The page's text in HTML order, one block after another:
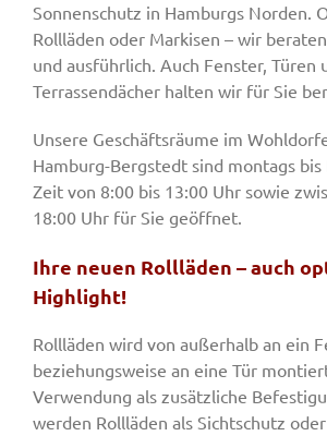
Team
Jobs
Kontakt
Sonnenschutz in Hamburgs Norden.
Rollläden oder Markisen – wir
und ausführlich. Auch Fenster, Türen
Terrassendächer halten wir für Sie
Unsere Geschäftsräume im
Hamburg-Bergstedt sind montags
Zeit von 8:00 bis 13:00 Uhr sowie
18:00 Uhr für Sie geöffnet.
Ihre neuen Rollläden – auch
Highlight!
Rollläden wird von außerhalb an ein
beziehungsweise an eine Tür
Verwendung als zusätzliche
werden Rollläden als Sichtschutz